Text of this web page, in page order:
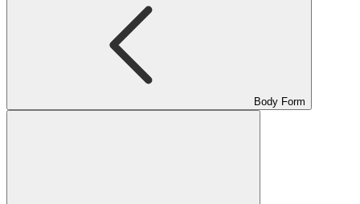
Body Form